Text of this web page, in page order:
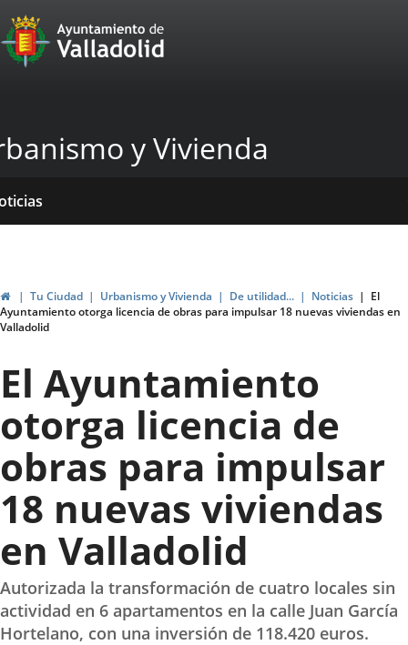
Portal
Web
Ayuntamiento
de
Valladolid
y Vivienda
InicioTu Ciudad Urbanismo y Vivienda De utilidad... Noticias
El
Ayuntamiento otorga licencia de obras para impulsar 18 nuevas viviendas en
Valladolid
El Ayuntamiento
otorga licencia de
obras para impulsar
18 nuevas viviendas
en Valladolid
Autorizada la transformación de cuatro locales sin
actividad en 6 apartamentos en la calle Juan García
Hortelano, con una inversión de 118.420 euros.